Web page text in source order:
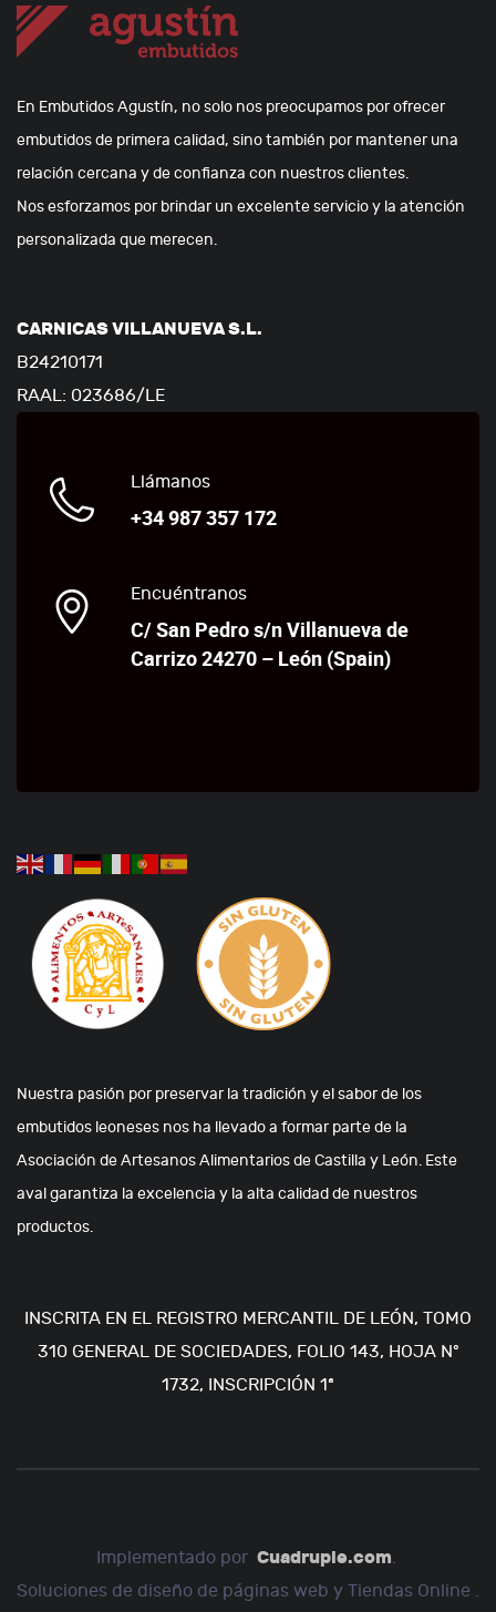
En Embutidos Agustín, no solo nos preocupamos por ofrecer
embutidos de primera calidad, sino también por mantener una
relación cercana y de confianza con nuestros clientes.
Nos esforzamos por brindar un excelente servicio y la atención
personalizada que merecen.
CARNICAS VILLANUEVA S.L.
B24210171
RAAL: 023686/LE
Llámanos
+34 987 357 172
Encuéntranos
C/ San Pedro s/n Villanueva de
Carrizo 24270 – León (Spain)
Nuestra pasión por preservar la tradición y el sabor de los
embutidos leoneses nos ha llevado a formar parte de la
Asociación de Artesanos Alimentarios de Castilla y León. Este
aval garantiza la excelencia y la alta calidad de nuestros
productos.
INSCRITA EN EL REGISTRO MERCANTIL DE LEÓN, TOMO
310 GENERAL DE SOCIEDADES, FOLIO 143, HOJA Nº
1732, INSCRIPCIÓN 1ª
Implementado por Cuadruple.com.
Soluciones de diseño de páginas web y Tiendas Online .